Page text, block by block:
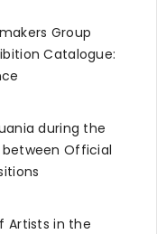
Group
Catalogue:
during the
between Official
Artists in the